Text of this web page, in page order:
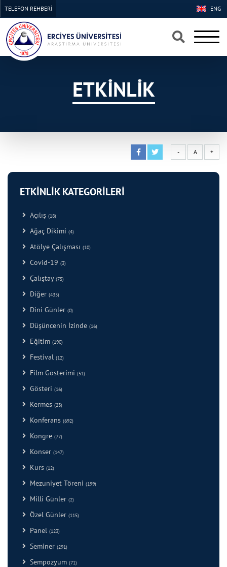
×
×
ENG
TELEFON REHBERİ
ETKİNLİK
- A +
ETKİNLİK KATEGORİLERİ
Açılış (18)
Ağaç Dikimi (4)
Atölye Çalışması (10)
Covid-19 (3)
Çalıştay (75)
Diğer (435)
Dini Günler (0)
Düşüncenin İzinde (16)
Eğitim (190)
Festival (12)
Film Gösterimi (51)
Gösteri (16)
Kermes (23)
Konferans (692)
Kongre (77)
Konser (147)
Kurs (12)
Mezuniyet Töreni (199)
Milli Günler (2)
Özel Günler (115)
Panel (123)
Seminer (291)
Sempozyum (71)